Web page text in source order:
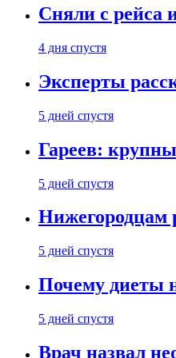
Сняли с рейса
4 дня спустя
Эксперты
5 дней спустя
Гареев:
5 дней спустя
Нижегородцам
5 дней спустя
Почему диеты
5 дней спустя
Врач назвал